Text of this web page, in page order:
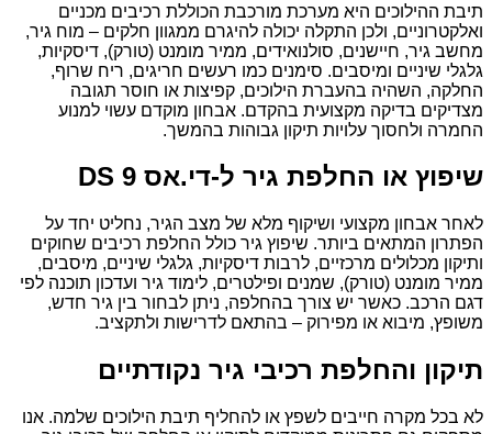
תיבת ההילוכים היא מערכת מורכבת הכוללת רכיבים מכניים
ואלקטרוניים, ולכן התקלה יכולה להיגרם ממגוון חלקים – מוח גיר,
מחשב גיר, חיישנים, סולנואידים, ממיר מומנט (טורק), דיסקיות,
גלגלי שיניים ומיסבים. סימנים כמו רעשים חריגים, ריח שרוף,
החלקה, השהיה בהעברת הילוכים, קפיצות או חוסר תגובה
מצדיקים בדיקה מקצועית בהקדם. אבחון מוקדם עשוי למנוע
החמרה ולחסוך עלויות תיקון גבוהות בהמשך.
שיפוץ או החלפת גיר ל-די.אס DS 9
לאחר אבחון מקצועי ושיקוף מלא של מצב הגיר, נחליט יחד על
הפתרון המתאים ביותר. שיפוץ גיר כולל החלפת רכיבים שחוקים
ותיקון מכלולים מרכזיים, לרבות דיסקיות, גלגלי שיניים, מיסבים,
ממיר מומנט (טורק), שמנים ופילטרים, לימוד גיר ועדכון תוכנה לפי
דגם הרכב. כאשר יש צורך בהחלפה, ניתן לבחור בין גיר חדש,
משופץ, מיבוא או מפירוק – בהתאם לדרישות ולתקציב.
תיקון והחלפת רכיבי גיר נקודתיים
לא בכל מקרה חייבים לשפץ או להחליף תיבת הילוכים שלמה. אנו